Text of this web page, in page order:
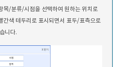
목/분류/시점을 선택하여 원하는 위치로
간색 테두리로 표시되면서 표두/표측으로
니다.